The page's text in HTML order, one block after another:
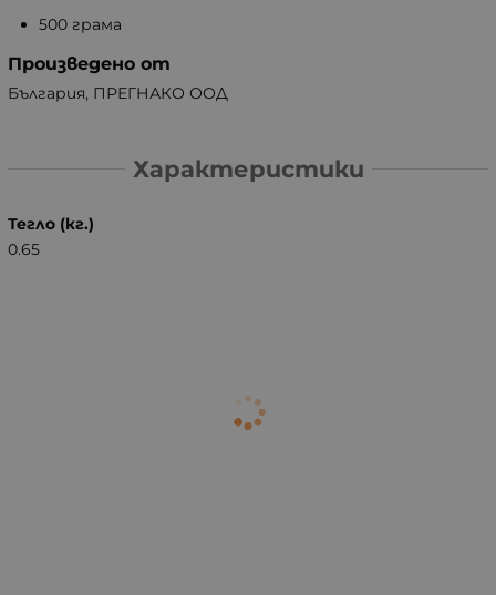
500 грама
Произведено от
България, ПРЕГНАКО ООД
Характеристики
Тегло (кг.)
0.65